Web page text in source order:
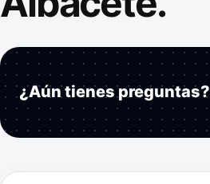
¿Aún tienes preguntas?